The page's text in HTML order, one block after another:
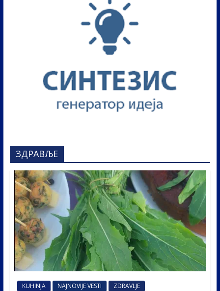
ЗДРАВЉЕ
KUHINJA NAJNOVIJE VESTI ZDRAVLJE